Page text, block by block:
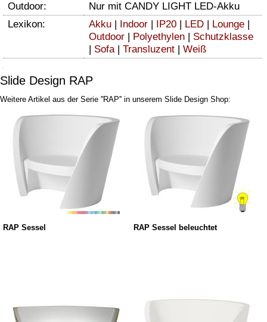
Outdoor:
Nur mit CANDY LIGHT LED-Akku
Lexikon:
Akku | Indoor | IP20 | LED | Lounge |
Outdoor | Polyethylen | Schutzklasse
| Sofa| Transluzent | Weiß
Slide Design RAP
Weitere Artikel aus der Serie ''RAP'' in unserem Slide Design Shop:
RAP Sessel RAP Sessel beleuchtet